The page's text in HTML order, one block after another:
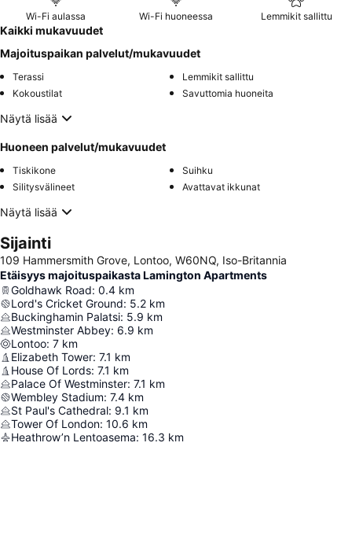
Wi-Fi aulassa Wi-Fi huoneessa Lemmikit sallittu
Kaikki mukavuudet
Majoituspaikan palvelut/mukavuudet
Terassi
Lemmikit sallittu
Kokoustilat
Savuttomia huoneita
Näytä lisää
Huoneen palvelut/mukavuudet
Tiskikone
Suihku
Silitysvälineet
Avattavat ikkunat
Näytä lisää
Sijainti
109 Hammersmith Grove, Lontoo, W60NQ, Iso-Britannia
Etäisyys majoituspaikasta Lamington Apartments
Goldhawk Road: 0.4 km
Lord's Cricket Ground: 5.2 km
Buckinghamin Palatsi: 5.9 km
Westminster Abbey: 6.9 km
Lontoo: 7 km
Elizabeth Tower: 7.1 km
House Of Lords: 7.1 km
Palace Of Westminster: 7.1 km
Wembley Stadium: 7.4 km
St Paul's Cathedral: 9.1 km
Tower Of London: 10.6 km
Heathrow’n Lentoasema: 16.3 km